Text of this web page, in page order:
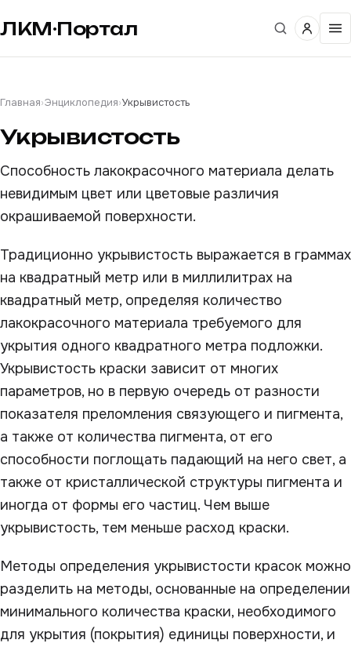
ЛКМ·Портал
Главная›Энциклопедия›Укрывистость
Укрывистость
Способность лакокрасочного материала делать
невидимым цвет или цветовые различия
окрашиваемой поверхности.
Традиционно укрывистость выражается в граммах
на квадратный метр или в миллилитрах на
квадратный метр, определяя количество
лакокрасочного материала требуемого для
укрытия одного квадратного метра подложки.
Укрывистость краски зависит от многих
параметров, но в первую очередь от разности
показателя преломления связующего и пигмента,
а также от количества пигмента, от его
способности поглощать падающий на него свет, а
также от кристаллической структуры пигмента и
иногда от формы его частиц. Чем выше
укрывистость, тем меньше расход краски.
Методы определения укрывистости красок можно
разделить на методы, основанные на определении
минимального количества краски, необходимого
для укрытия (покрытия) единицы поверхности, и